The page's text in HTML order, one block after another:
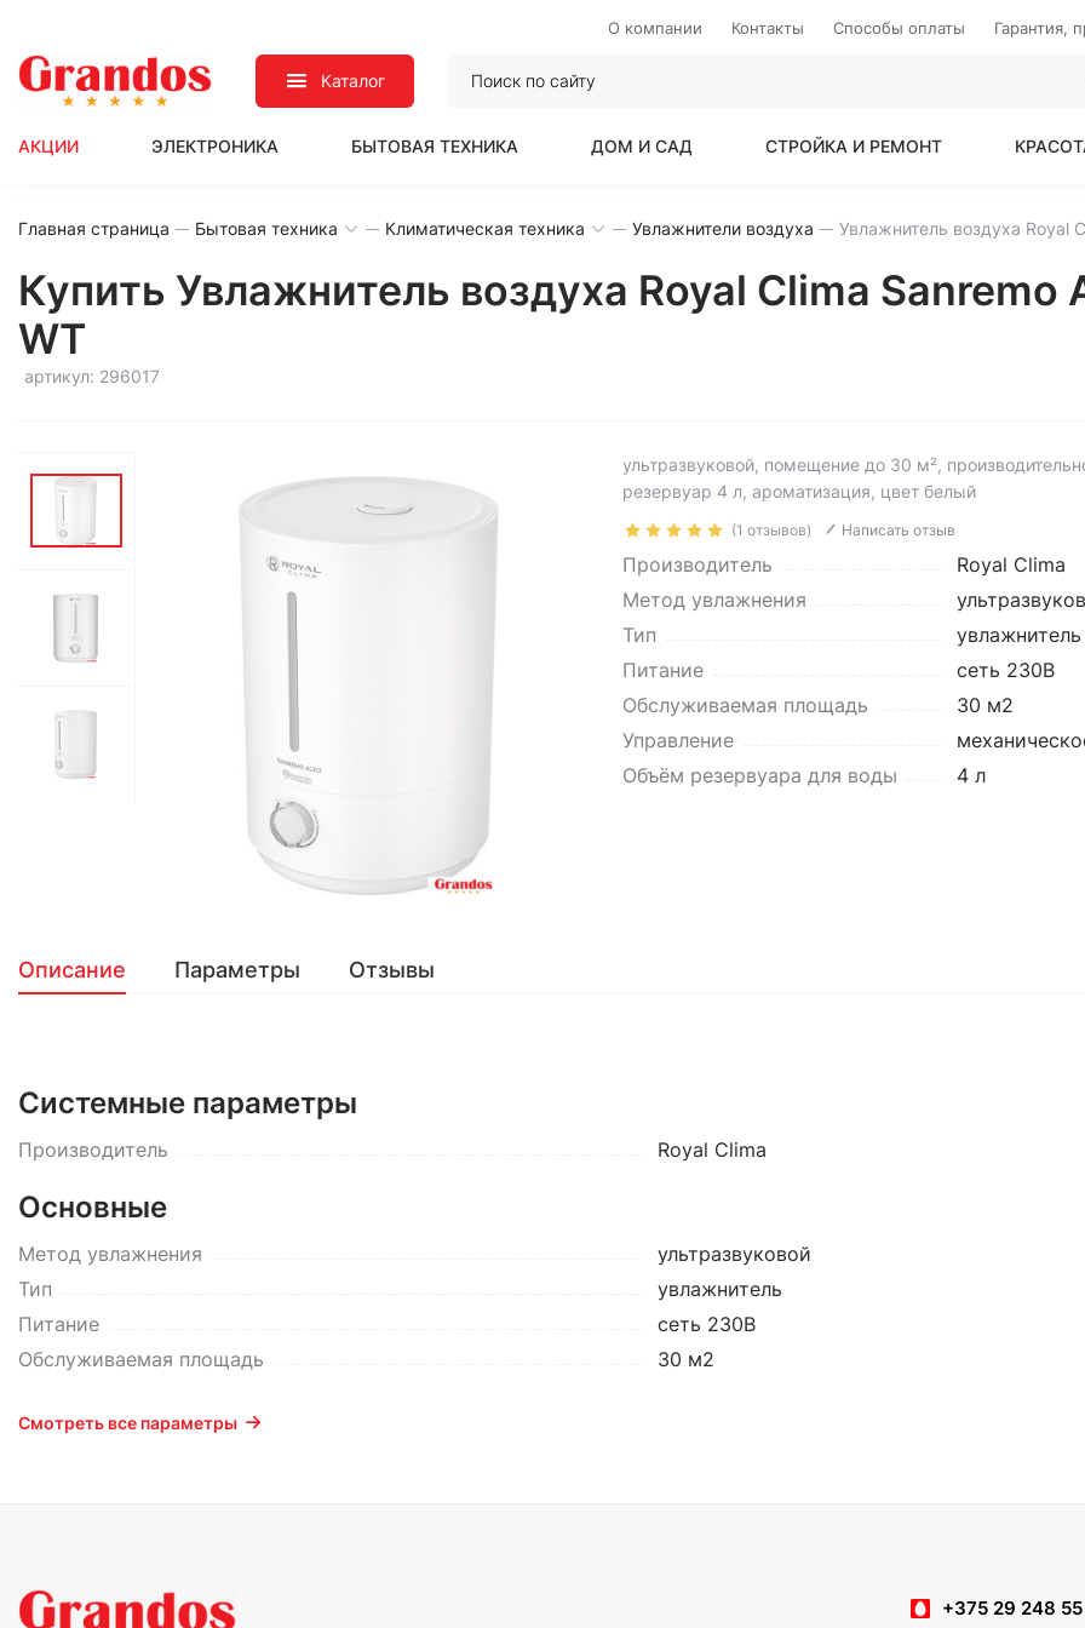
О компании Контакты Способы оплаты Гарантия,
Каталог
АКЦИИ ЭЛЕКТРОНИКА БЫТОВАЯ ТЕХНИКА ДОМ И САД СТРОЙКА И РЕМОНТ
Главная страница Бытовая техника Климатическая техника Увлажнители воздуха
Купить Увлажнитель воздуха Royal Clima
WT
артикул: 296017
ультразвуковой, помещение до 30 м²,
резервуар 4 л, ароматизация, цвет белый
(1 отзывов) Написать отзыв
Производитель
Royal Clima
Метод увлажнения
Тип
увлажнитель
Питание
сеть 230В
Обслуживаемая площадь
30 м2
Управление
Объём резервуара для воды
4 л
Описание Параметры Отзывы
Системные параметры
Производитель Royal Clima
Основные
Метод увлажнения
ультразвуковой
Тип
увлажнитель
Питание
сеть 230В
Обслуживаемая площадь
30 м2
Смотреть все параметры
+375 29 248